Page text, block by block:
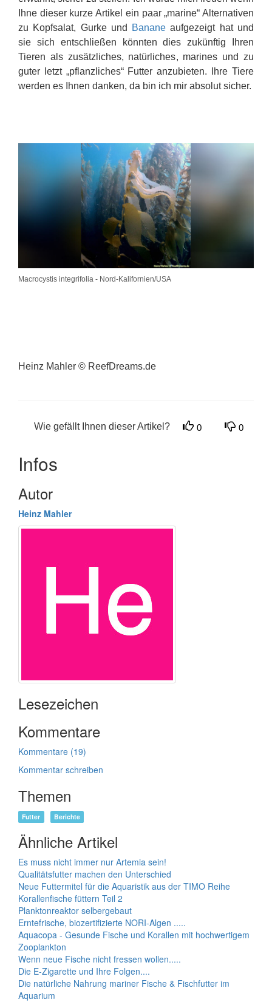
Ihne dieser kurze Artikel ein paar „marine“ Alternativen
zu Kopfsalat, Gurke und
Banane aufgezeigt hat und
sie sich entschließen könnten dies zukünftig Ihren
Tieren als zusätzliches, natürliches, marines und zu
guter letzt „pflanzliches“ Futter anzubieten. Ihre Tiere
werden es Ihnen danken, da bin ich mir absolut sicher.
Macrocystis integrifolia - Nord-Kalifornien/USA
Heinz Mahler © ReefDreams.de
Wie gefällt Ihnen dieser Artikel? 0 0
Infos
Autor
Heinz Mahler
Lesezeichen
Kommentare
Kommentare (19)
Kommentar schreiben
Themen
Futter Berichte
Ähnliche Artikel
Es muss nicht immer nur Artemia sein!
Qualitätsfutter machen den Unterschied
Neue Futtermitel für die Aquaristik aus der TIMO Reihe
Korallenfische füttern Teil 2
Planktonreaktor selbergebaut
Erntefrische, biozertifizierte NORI-Algen .....
Aquacopa - Gesunde Fische und Korallen mit hochwertigem
Zooplankton
Wenn neue Fische nicht fressen wollen.....
Die E-Zigarette und Ihre Folgen....
Die natürliche Nahrung mariner Fische & Fischfutter im
Aquarium